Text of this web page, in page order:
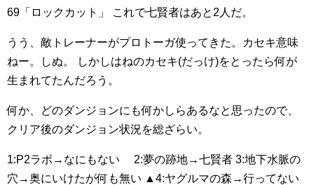
69「ロックカット」
これで七賢者はあと2人だ。
うう、敵トレーナーがプロトーガ使ってきた。カセキ意味
ねー。しぬ。
しかしはねのカセキ(だっけ)をとったら何が
生まれてたんだろう。
何か、どのダンジョンにも何かしらあるなと思ったので、
クリア後のダンジョン状況を総ざらい。
1:P2ラボ→なにもない 2:夢の跡地→七賢者 3:地下水脈の
穴→奥にいけたが何も無い ▲4:ヤグルマの森→行ってない